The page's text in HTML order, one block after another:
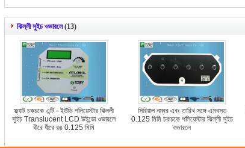
ঝিল্লী সুইচ ওভারলে (13)
ফ্ল্যাট চকচকে এন্টি - ইউভি পলিয়েস্টার ঝিল্লী
সুইচ Translucent LCD উইন্ডো ওভারলে
ধীরে ধীরে রঙ 0.125 মিমি
সিরিয়াল নম্বর এবং তারিখ সঙ্গে এমবসড
0.125 মিমি চকচকে পলিয়েস্টার ঝিল্লী সুইচ
ওভারলে